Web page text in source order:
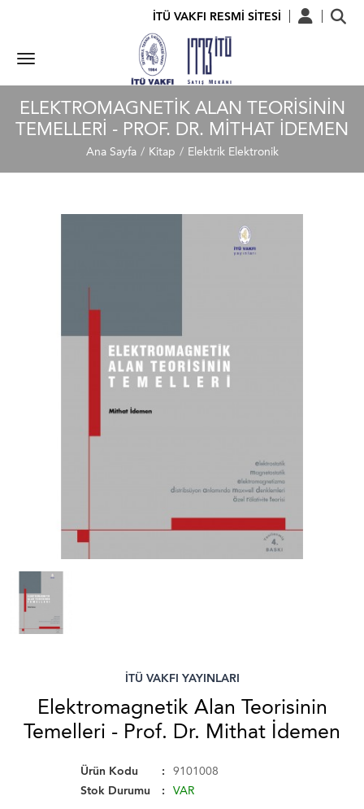
İTÜ VAKFI RESMİ SİTESİ
ELEKTROMAGNETIK ALAN TEORISININ
TEMELLERI - PROF. DR. MITHAT İDEMEN
Ana Sayfa Kitap Elektrik Elektronik
İTÜ VAKFI YAYINLARI
Elektromagnetik Alan Teorisinin
Temelleri - Prof. Dr. Mithat İdemen
Ürün Kodu
9101008
Stok Durumu
VAR